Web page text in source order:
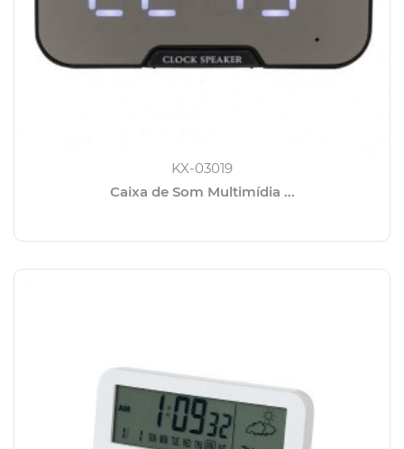
KX-03019
Caixa de Som Multimídia ...